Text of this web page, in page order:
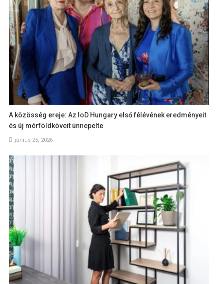
A közösség ereje: Az IoD Hungary első félévének eredményeit
és új mérföldköveit ünnepelte
június 25, 2026